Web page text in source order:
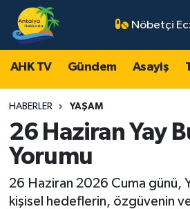
Nöbetçi
AHK TV Gündem Asayiş
HABERLER YAŞAM
26 Haziran Yay
Yorumu
26 Haziran 2026 Cuma günü,
kişisel hedeflerin, özgüvenin
AHK TV
Gündem
Asayiş
Turizm
Yaşam
Antalya Nöbetçi Eczaneler
Antalya Hava Durumu
Antalya Namaz Vakitleri
Antalya Trafik Yoğunluk
Süper Lig Puan Durumu ve